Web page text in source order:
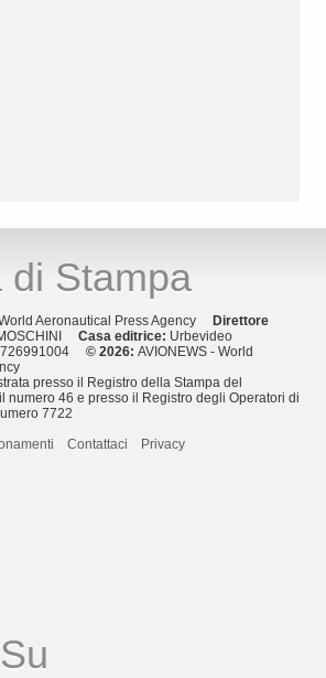
di Stampa
Aeronautical Press Agency
Direttore
Casa editrice: Urbevideo
© 2026: AVIONEWS - World
presso il Registro della Stampa del
numero 46 e presso il Registro degli Operatori di
7722
Contattaci
Privacy